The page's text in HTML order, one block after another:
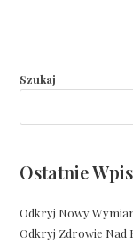
Szukaj
Ostatnie
Odkryj Nowy
Odkryj Zdrowie Nad